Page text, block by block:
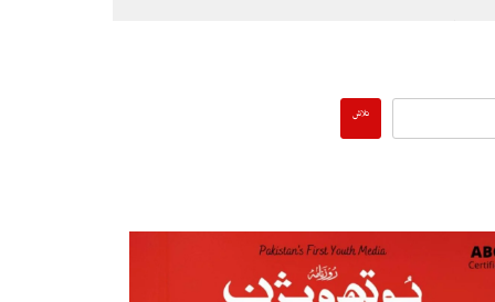
میں پیٹرول مہنگا کیوں؟
تلاش